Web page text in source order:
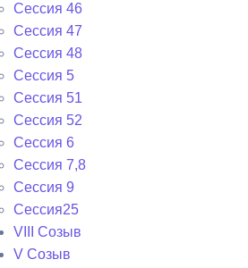
Сессия 46
Сессия 47
Сессия 48
Сессия 5
Сессия 51
Сессия 52
Сессия 6
Сессия 7,8
Сессия 9
Сессия25
VIII Созыв
V Созыв